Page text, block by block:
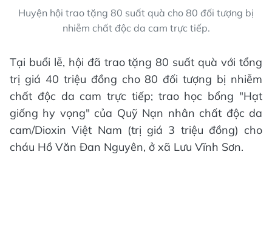
Huyện hội trao tặng 80 suất quà cho 80 đối tượng bị
nhiễm chất độc da cam trực tiếp.
Tại buổi lễ, hội đã trao tặng 80 suất quà với tổng
trị giá 40 triệu đồng cho 80 đối tượng bị nhiễm
chất độc da cam trực tiếp; trao học bổng "Hạt
giống hy vọng" của Quỹ Nạn nhân chất độc da
cam/Dioxin Việt Nam (trị giá 3 triệu đồng) cho
cháu Hồ Văn Đan Nguyên, ở xã Lưu Vĩnh Sơn.